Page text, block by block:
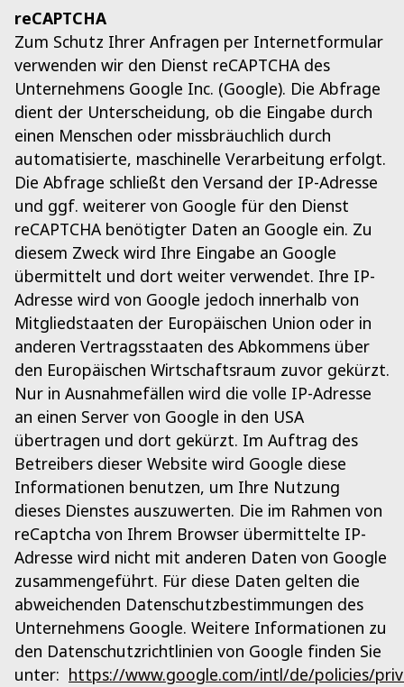
reCAPTCHA
Zum Schutz Ihrer Anfragen per Internetformular
verwenden wir den Dienst reCAPTCHA des
Unternehmens Google Inc. (Google). Die Abfrage
dient der Unterscheidung, ob die Eingabe durch
einen Menschen oder missbräuchlich durch
automatisierte, maschinelle Verarbeitung erfolgt.
Die Abfrage schließt den Versand der IP-Adresse
und ggf. weiterer von Google für den Dienst
reCAPTCHA benötigter Daten an Google ein. Zu
diesem Zweck wird Ihre Eingabe an Google
übermittelt und dort weiter verwendet. Ihre IP-
Adresse wird von Google jedoch innerhalb von
Mitgliedstaaten der Europäischen Union oder in
anderen Vertragsstaaten des Abkommens über
den Europäischen Wirtschaftsraum zuvor gekürzt.
Nur in Ausnahmefällen wird die volle IP-Adresse
an einen Server von Google in den USA
übertragen und dort gekürzt. Im Auftrag des
Betreibers dieser Website wird Google diese
Informationen benutzen, um Ihre Nutzung
dieses Dienstes auszuwerten. Die im Rahmen von
reCaptcha von Ihrem Browser übermittelte IP-
Adresse wird nicht mit anderen Daten von Google
zusammengeführt. Für diese Daten gelten die
abweichenden Datenschutzbestimmungen des
Unternehmens Google. Weitere Informationen zu
den Datenschutzrichtlinien von Google finden Sie
unter: https://www.google.com/intl/de/policies/